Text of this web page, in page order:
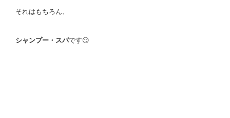
それはもちろん、
シャンプー・スパです😏